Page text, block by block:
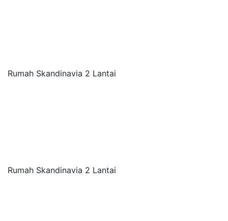
Rumah Skandinavia 2 Lantai
Rumah Skandinavia 2 Lantai